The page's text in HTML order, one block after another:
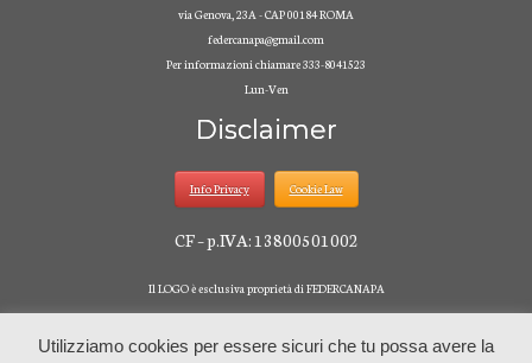
via Genova, 23A - CAP 00184 ROMA
federcanapa@gmail.com
Per informazioni chiamare 333-8041523
Lun-Ven
Disclaimer
Info Privacy Cookie Law
CF – p.IVA: 13800501002
Il LOGO è esclusiva proprietà di FEDERCANAPA
Utilizziamo cookies per essere sicuri che tu possa avere la